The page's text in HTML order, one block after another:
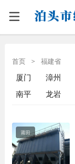
首页 > 福建省
厦门 漳州
南平
龙岩
莆田